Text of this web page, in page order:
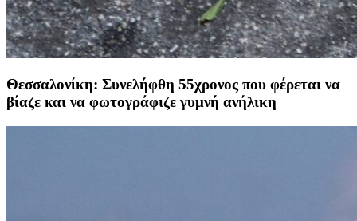
Θεσσαλονίκη: Συνελήφθη 55χρονος που φέρεται να
βίαζε και να φωτογράφιζε γυμνή ανήλικη